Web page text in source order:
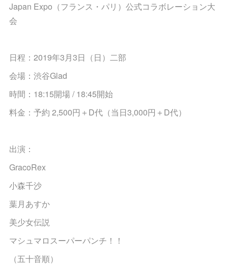
Japan Expo（フランス・パリ）公式コラボレーション大
会
日程：2019年3月3日（日）二部
会場：渋谷Glad
時間：18:15開場 / 18:45開始
料金：予約 2,500円＋D代（当日3,000円＋D代）
出演：
GracoRex
小森千沙
葉月あすか
美少女伝説
マシュマロスーパーパンチ！！
（五十音順）